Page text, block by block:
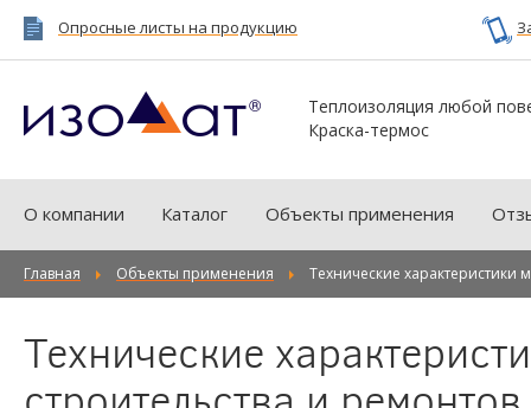
Опросные листы на продукцию
Теплоизоляция любой
Краска-термос
О компании Каталог Объекты применения
Главная Объекты применения Технические характеристики
Технические